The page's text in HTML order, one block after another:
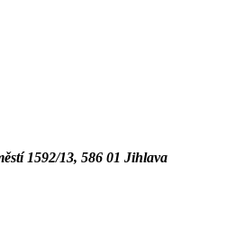
1592/13, 586 01 Jihlava